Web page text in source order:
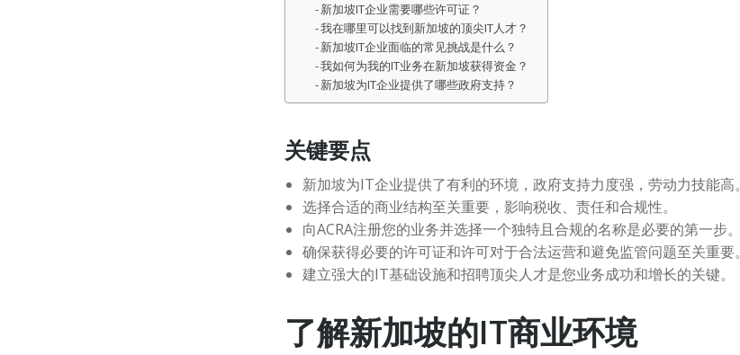
新加坡IT企业需要哪些许可证？
我在哪里可以找到新加坡的顶尖IT人才？
新加坡IT企业面临的常见挑战是什么？
我如何为我的IT业务在新加坡获得资金？
新加坡为IT企业提供了哪些政府支持？
关键要点
新加坡为IT企业提供了有利的环境，政府支持力度强，劳动力技能高。
选择合适的商业结构至关重要，影响税收、责任和合规性。
向ACRA注册您的业务并选择一个独特且合规的名称是必要的第一步。
确保获得必要的许可证和许可对于合法运营和避免监管问题至关重要。
建立强大的IT基础设施和招聘顶尖人才是您业务成功和增长的关键。
了解新加坡的IT商业环境